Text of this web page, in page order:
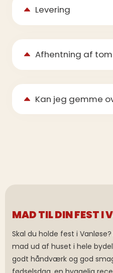
Levering
Afhentning af
Kan jeg gemme
MAD TIL DIN FEST I
Skal du holde fest i
mad ud af huset i hele
godt håndværk og god